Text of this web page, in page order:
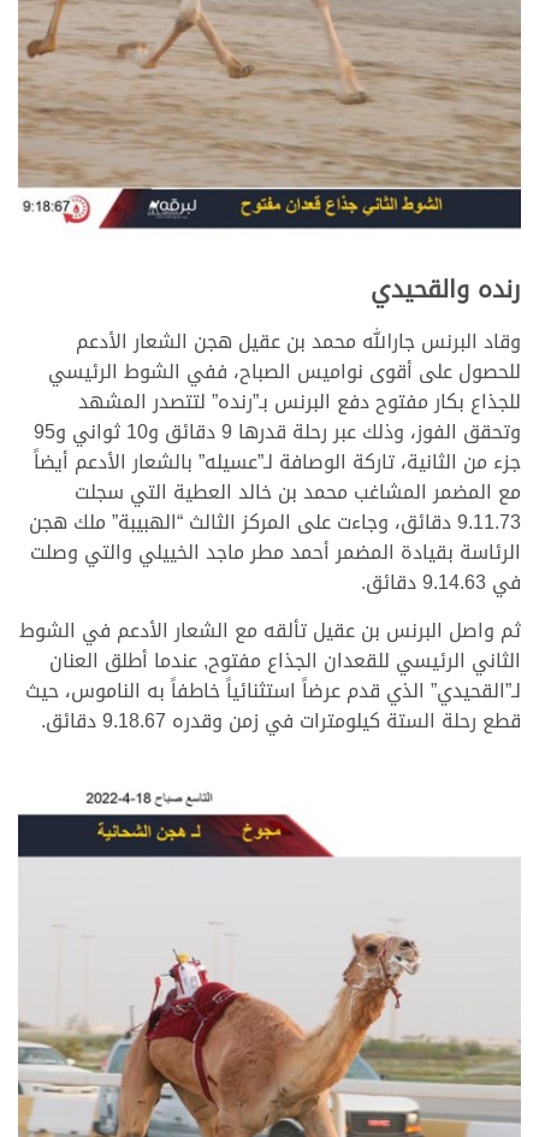
رنده والقحيدي
وقاد البرنس جارالله محمد بن عقيل هجن الشعار الأدعم
للحصول على أقوى نواميس الصباح، ففي الشوط الرئيسي
للجذاع بكار مفتوح دفع البرنس بـ”رنده” لتتصدر المشهد
وتحقق الفوز، وذلك عبر رحلة قدرها 9 دقائق و10 ثواني و95
جزء من الثانية، تاركة الوصافة لـ”عسيله” بالشعار الأدعم أيضاً
مع المضمر المشاغب محمد بن خالد العطية التي سجلت
9.11.73 دقائق، وجاءت على المركز الثالث “الهبيبة” ملك هجن
الرئاسة بقيادة المضمر أحمد مطر ماجد الخييلي والتي وصلت
في 9.14.63 دقائق.
ثم واصل البرنس بن عقيل تألقه مع الشعار الأدعم في الشوط
الثاني الرئيسي للقعدان الجذاع مفتوح, عندما أطلق العنان
لـ”القحيدي” الذي قدم عرضاً استثنائياً خاطفاً به الناموس، حيث
قطع رحلة الستة كيلومترات في زمن وقدره 9.18.67 دقائق.